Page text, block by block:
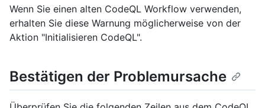
Wenn Sie einen alten CodeQL Workflow verwenden,
erhalten Sie diese Warnung möglicherweise von der
Aktion "Initialisieren CodeQL".
Bestätigen der Problemursache